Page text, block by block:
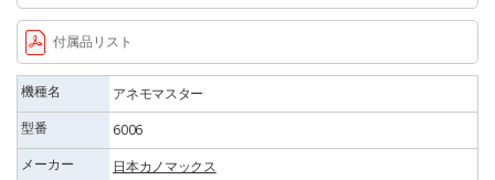
付属品リスト
機種名
アネモマスター
型番
6006
メーカー
日本カノマックス